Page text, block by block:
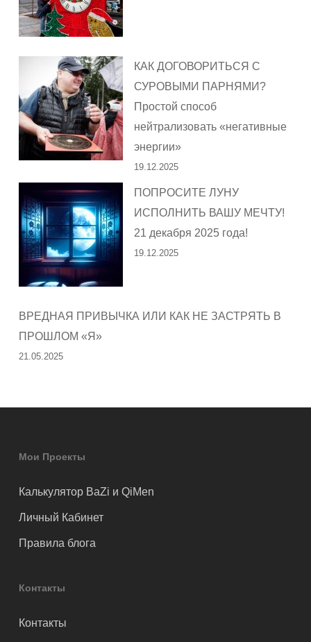
КАК ДОГОВОРИТЬСЯ С
СУРОВЫМИ ПАРНЯМИ?
Простой способ
нейтрализовать «негативные
энергии»
19.12.2025
ПОПРОСИТЕ ЛУНУ
ИСПОЛНИТЬ ВАШУ МЕЧТУ!
21 декабря 2025 года!
19.12.2025
ВРЕДНАЯ ПРИВЫЧКА ИЛИ КАК НЕ ЗАСТРЯТЬ В
ПРОШЛОМ «Я»
21.05.2025
Мои Проекты
Калькулятор BaZi и QiMen
Личный Кабинет
Правила блога
Контакты
Контакты